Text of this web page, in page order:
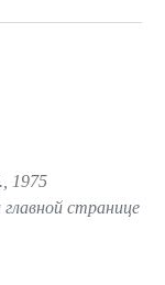
1975
странице